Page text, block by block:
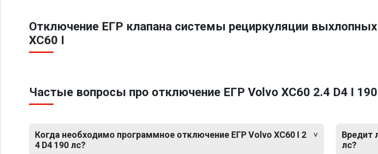
Отключение ЕГР клапана системы рециркуляции
XC60 I
Частые вопросы про отключение ЕГР Volvo XC60 2.4 D4 I
Когда необходимо программное отключение ЕГР Volvo XC60 I 2
4 D4 190 лс?
Вредит
лс?